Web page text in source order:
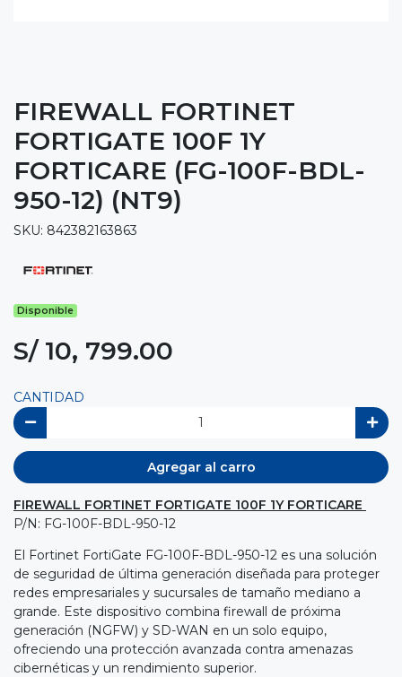
FIREWALL FORTINET
FORTIGATE 100F 1Y
FORTICARE (FG-100F-BDL-
950-12) (NT9)
SKU: 842382163863
Disponible
S/ 10, 799.00
CANTIDAD
Agregar al carro
FIREWALL FORTINET FORTIGATE 100F 1Y FORTICARE
P/N: FG-100F-BDL-950-12
El Fortinet FortiGate FG-100F-BDL-950-12 es una solución
de seguridad de última generación diseñada para proteger
redes empresariales y sucursales de tamaño mediano a
grande. Este dispositivo combina firewall de próxima
generación (NGFW) y SD-WAN en un solo equipo,
ofreciendo una protección avanzada contra amenazas
cibernéticas y un rendimiento superior.